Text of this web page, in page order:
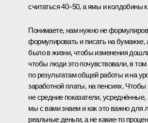
считаться 40–50, а ямы и колдобины
Понимаете, нам нужно не
формулировать и писать на бумажке,
было в жизни, чтобы изменения
чтобы люди это почувствовали, в том
по результатам общей работы и на
заработной платы, на пенсиях.
не средние показатели,
мы с вами знаем и как это важно для
реальные деньги, а не какие-то